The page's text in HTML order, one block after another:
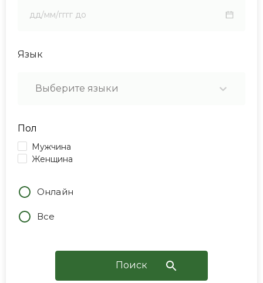
Язык
Выберите языки
Пол
Мужчина
Женщина
Онлайн
Все
Поиск